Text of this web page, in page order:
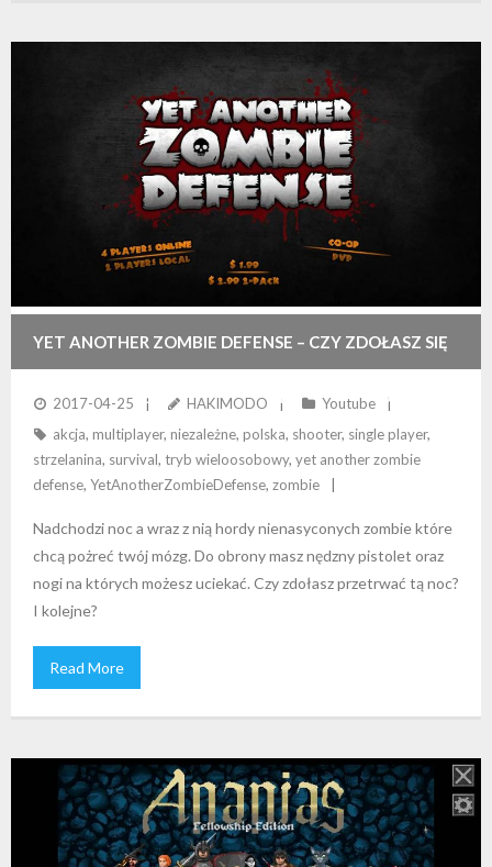
YET ANOTHER ZOMBIE DEFENSE – CZY ZDOŁASZ SIĘ
OBRONIĆ PRZED HORDĄ NACIERAJĄCYCH ZOMBIE?
2017-04-25 HAKIMODO
Youtube
akcja, multiplayer, niezależne, polska, shooter, single player,
strzelanina, survival, tryb wieloosobowy, yet another zombie
defense, YetAnotherZombieDefense, zombie
Nadchodzi noc a wraz z nią hordy nienasyconych zombie które
chcą pożreć twój mózg. Do obrony masz nędzny pistolet oraz
nogi na których możesz uciekać. Czy zdołasz przetrwać tą noc?
I kolejne?
Read More